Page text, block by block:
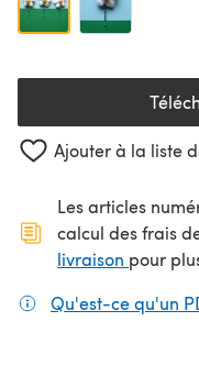
Ajouter à la liste
Les articles
calcul des frais
livraison (s'ouvre
pour
Qu'est-ce qu'un